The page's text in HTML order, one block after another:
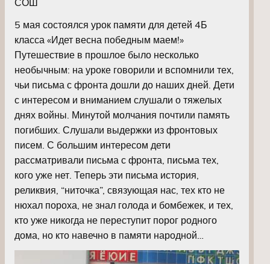
5 мая состоялся урок памяти для детей 4Б
класса «Идет весна победным маем!»
Путешествие в прошлое было несколько
необычным: на уроке говорили и вспомнили тех,
чьи письма с фронта дошли до наших дней. Дети
с интересом и вниманием слушали о тяжелых
днях войны. Минутой молчания почтили память
погибших. Слушали выдержки из фронтовых
писем. С большим интересом дети
рассматривали письма с фронта, письма тех,
кого уже нет. Теперь эти письма история,
реликвия, “ниточка”, связующая нас, тех кто не
нюхал пороха, не знал голода и бомбежек, и тех,
кто уже никогда не переступит порог родного
дома, но кто навечно в памяти народной…